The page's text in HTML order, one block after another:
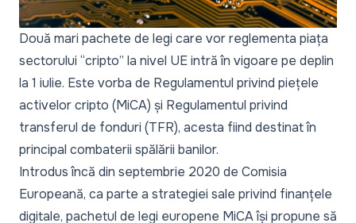
Două mari pachete de legi care vor reglementa piața
sectorului “cripto” la nivel UE intră în vigoare pe deplin
la 1 iulie. Este vorba de Regulamentul privind piețele
activelor cripto (MiCA) și Regulamentul privind
transferul de fonduri (TFR), acesta fiind destinat în
principal combaterii spălării banilor.
Introdus încă din septembrie 2020 de Comisia
Europeană, ca parte a strategiei sale privind finanțele
digitale, pachetul de legi europene MiCA își propune să